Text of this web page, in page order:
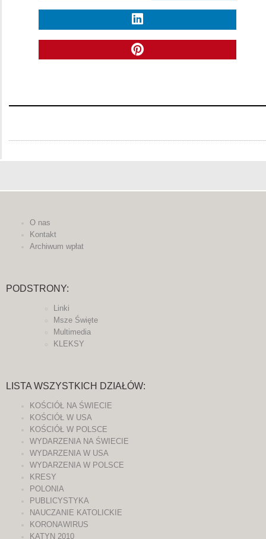
O nas
Kontakt
Archiwum wpłat
PODSTRONY:
Linki
Msze Święte
Multimedia
KLEKSY
LISTA WSZYSTKICH DZIAŁÓW:
KOŚCIÓŁ NA ŚWIECIE
KOŚCIÓŁ W USA
KOŚCIÓŁ W POLSCE
WYDARZENIA NA ŚWIECIE
WYDARZENIA W USA
WYDARZENIA W POLSCE
KRESY
POLONIA
PUBLICYSTYKA
NAUCZANIE KATOLICKIE
KORONAWIRUS
KATYN 2010